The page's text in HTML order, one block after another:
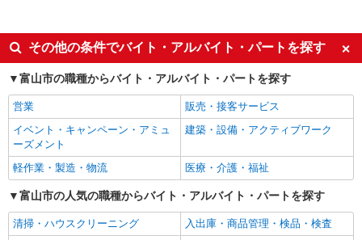
未経験歓迎
ミドル（40代～）活躍中
週2～3日勤務OK
深夜
交通費支給
社会保険あり
その他の条件でバイト・アルバイト・パートを探す
富山市の職種からバイト・アルバイト・パートを探す
営業
販売・接客サービス
イベント・キャンペーン・アミュ
ーズメント
建築・設備・アクティブワーク
軽作業・製造・物流 医療・介護・福祉
富山市の人気の職種からバイト・アルバイト・パートを探す
清掃・ハウスクリーニング
入出庫・商品管理・検品・検査